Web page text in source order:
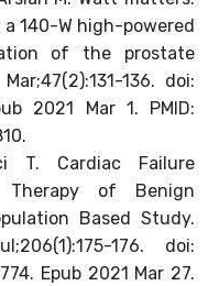
140-W high-powered
of the prostate
136. doi:
2021 Mar 1. PMID:
T. Cardiac Failure
Therapy of Benign
Based Study.
176. doi:
Epub 2021 Mar 27.